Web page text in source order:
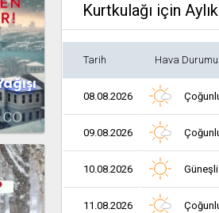
Kurtkulağı için
Tarih Hava Durumu
08.08.2026
09.08.2026
10.08.2026 Güneşli
11.08.2026